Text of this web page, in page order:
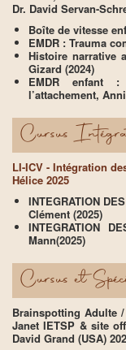
Dr. David Servan-
Boîte de vitesse
EMDR : Trauma
Histoire narrative
Gizard (2024)
EMDR enfant
l’attachement,
Cursus
LI-ICV - Intégration
Hélice 2025
INTEGRATION
Clément (2025)
INTEGRATION
Mann(2025)
Cursus et
Brainspotting Adulte
Janet IETSP & site
David Grand (USA)